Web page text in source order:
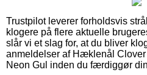
Trustpilot leverer forholdsvis
klogere på flere aktuelle
slår vi et slag for, at du bliver
anmeldelser af Hæklenål
Neon Gul inden du færdiggør